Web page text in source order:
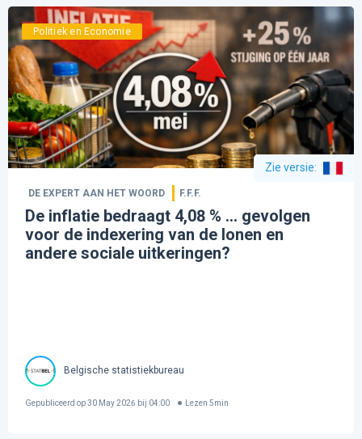
Politiek en Economie
Zie versie:
DE EXPERT AAN HET WOORD F.F.F.
De inflatie bedraagt 4,08 % ... gevolgen
voor de indexering van de lonen en
andere sociale uitkeringen?
Belgische statistiekbureau
Gepubliceerd op30 May 2026 bij 04:00 Lezen 5min